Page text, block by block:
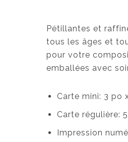
Pétillantes et
tous les âges et
pour votre
emballées avec
Carte mini: 3 po
Carte régulière:
Impression